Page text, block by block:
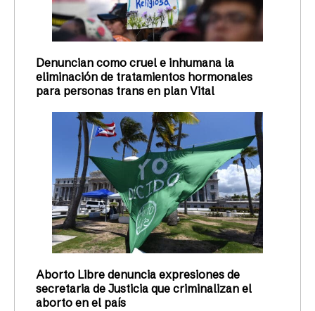
Denuncian como cruel e inhumana la
eliminación de tratamientos hormonales
para personas trans en plan Vital
Aborto Libre denuncia expresiones de
secretaria de Justicia que criminalizan el
aborto en el país